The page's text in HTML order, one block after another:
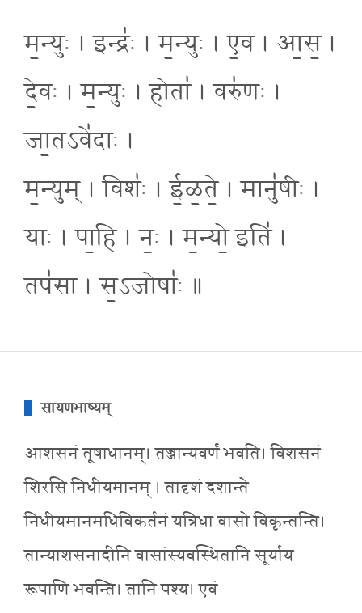
म॒न्युः । इन्द्रः॑ । म॒न्युः । ए॒व । आ॒स॒ ।
दे॒वः । म॒न्युः । होता॑ । वरु॑णः ।
जा॒तऽवे॑दाः ।
म॒न्युम् । विशः॑ । ई॒ळ॒ते॒ । मानु॑षीः ।
याः । पा॒हि । नः॒ । म॒न्यो॒ इति॑ ।
तप॑सा । स॒ऽजोषाः॑ ॥
सायणभाष्यम्
आशसनं तूषाधानम्। तज्जान्यवर्णं भवति। विशसनं
शिरसि निधीयमानम् । तादृशं दशान्ते
निधीयमानमधिविकर्तनं यत्रिधा वासो विकृन्तन्ति।
तान्याशसनादीनि वासांस्यवस्थितानि सूर्याय
रूपाणि भवन्ति। तानि पश्य। एवं